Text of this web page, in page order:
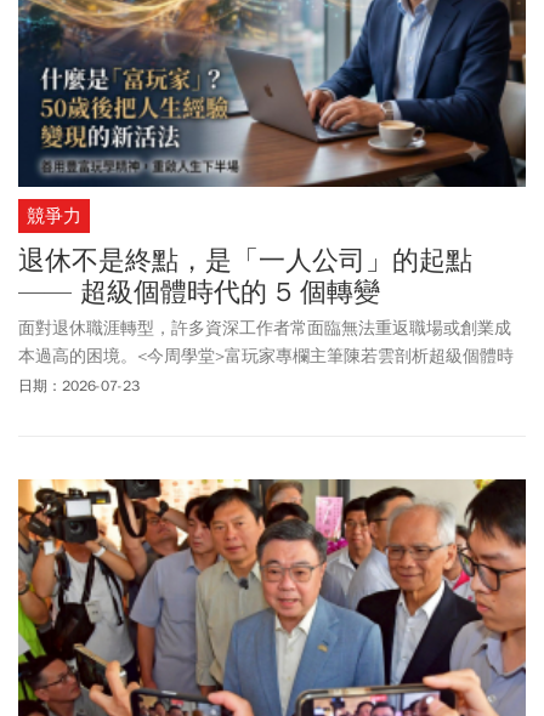
競爭力
退休不是終點，是「一人公司」的起點
—— 超級個體時代的 5 個轉變
面對退休職涯轉型，許多資深工作者常面臨無法重返職場或創業成
本過高的困境。<今周學堂>富玩家專欄主筆陳若雲剖析超級個體時
代的5個核心轉變，解析如何善用AI工具達成輕啟動、將經驗轉化為
日期：2026-07-23